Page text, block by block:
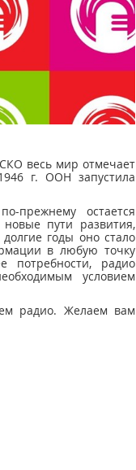
весь мир отмечает
г. ООН запустила
прежнему остается
пути развития,
годы оно стало
в любую точку
потребности, радио
условием
радио. Желаем вам